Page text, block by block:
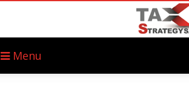
Menu